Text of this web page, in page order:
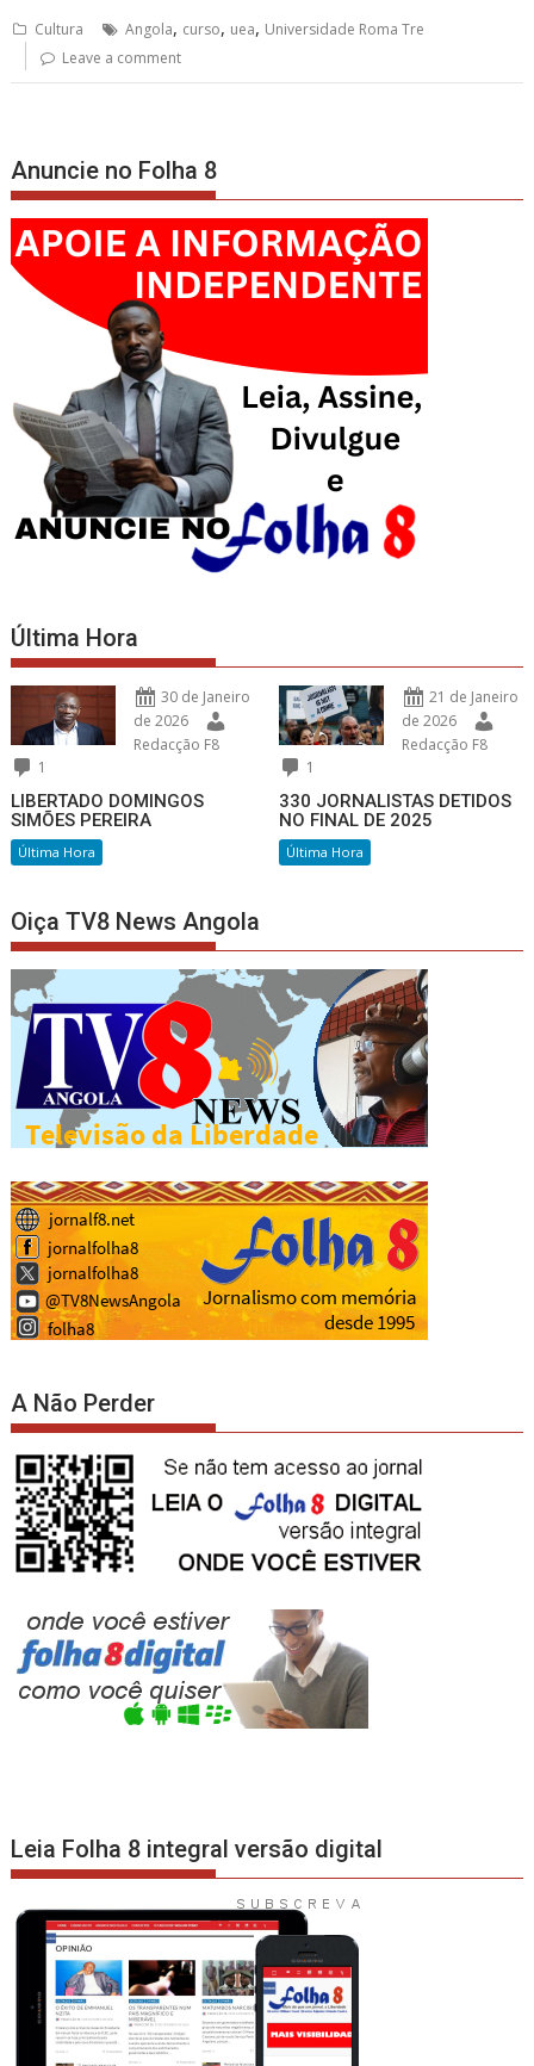
Cultura Angola, curso, uea, Universidade Roma Tre
Leave a comment
Anuncie no Folha 8
Última Hora
30 de Janeiro
de 2026
Redacção F8
1
LIBERTADO DOMINGOS
SIMÕES PEREIRA
Última Hora
21 de Janeiro
de 2026
Redacção F8
1
330 JORNALISTAS DETIDOS
NO FINAL DE 2025
Última Hora
Oiça TV8 News Angola
A Não Perder
Leia Folha 8 integral versão digital